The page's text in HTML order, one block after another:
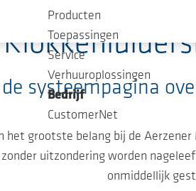
Producten
Toepassingen
Service
Verhuuroplossingen
Bedrijf
CustomerNet
systeempagina
grootste belang bij de
uitzondering worden
onmiddellijk